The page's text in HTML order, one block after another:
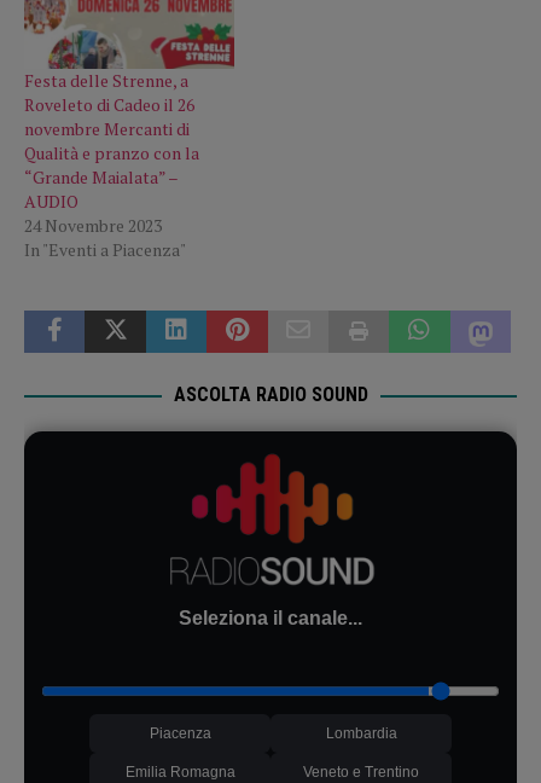
Festa delle Strenne, a
Roveleto di Cadeo il 26
novembre Mercanti di
Qualità e pranzo con la
“Grande Maialata” –
AUDIO
24 Novembre 2023
In "Eventi a Piacenza"
ASCOLTA RADIO SOUND
Seleziona il canale...
Piacenza Lombardia
Emilia Romagna Veneto e Trentino